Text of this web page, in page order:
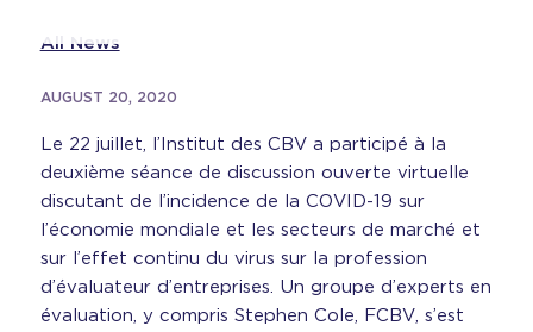
All News
AUGUST 20, 2020
Le 22 juillet, l’Institut des CBV a participé à la
deuxième séance de discussion ouverte virtuelle
discutant de l’incidence de la COVID-19 sur
l’économie mondiale et les secteurs de marché et
sur l’effet continu du virus sur la profession
d’évaluateur d’entreprises. Un groupe d’experts en
évaluation, y compris Stephen Cole, FCBV, s’est